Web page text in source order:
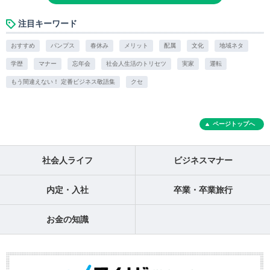
注目キーワード
おすすめ パンプス 春休み メリット 配属 文化 地域ネタ
学歴 マナー 忘年会 社会人生活のトリセツ 実家 運転
もう間違えない！ 定番ビジネス敬語集 クセ
ページトップへ
社会人ライフ ビジネスマナー
内定・入社 卒業・卒業旅行
お金の知識